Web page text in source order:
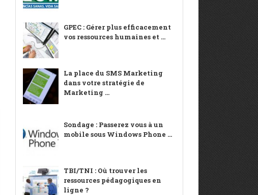
GPEC : Gérer plus efficacement
vos ressources humaines et ...
La place du SMS Marketing
dans votre stratégie de
Marketing ...
Sondage : Passerez vous à un
mobile sous Windows Phone ...
TBI/TNI : Où trouver les
ressources pédagogiques en
ligne ?